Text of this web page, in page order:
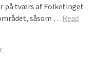
på tværs af Folketinget
såsom … Read